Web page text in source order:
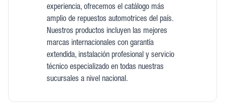
experiencia, ofrecemos el catálogo más
amplio de repuestos automotrices del país.
Nuestros productos incluyen las mejores
marcas internacionales con garantía
extendida, instalación profesional y servicio
técnico especializado en todas nuestras
sucursales a nivel nacional.